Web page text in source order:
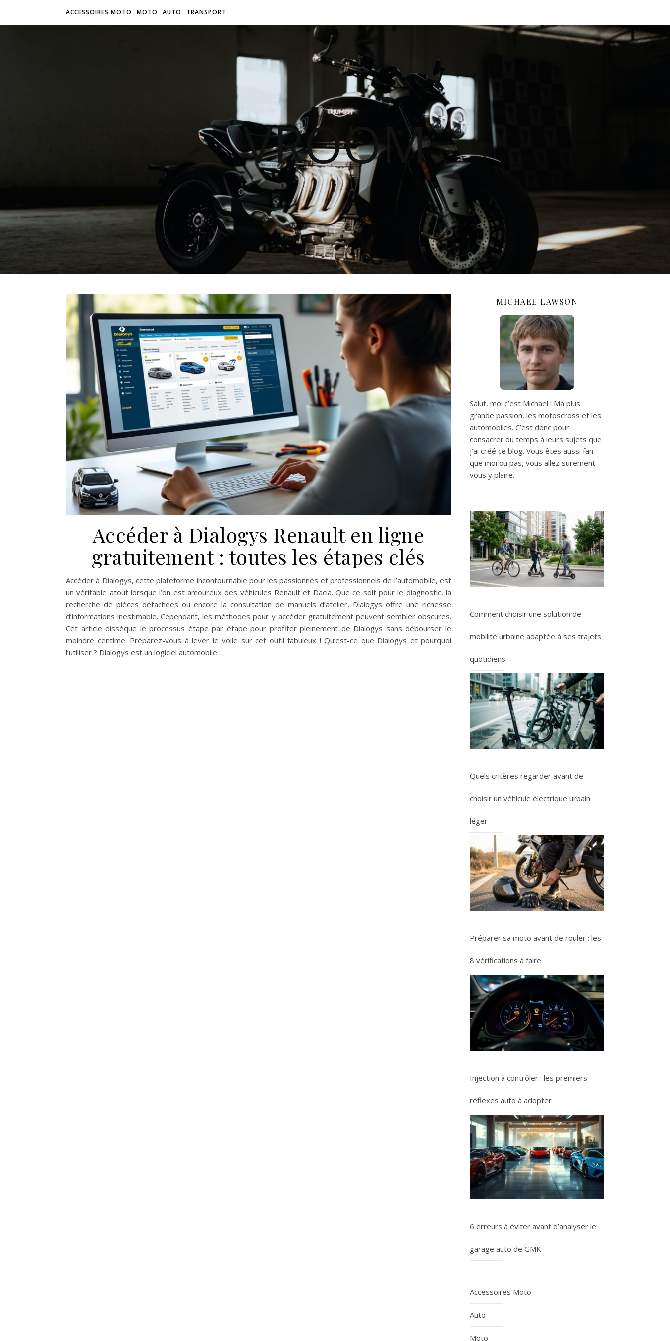
ACCESSOIRES MOTO MOTO AUTO TRANSPORT
VROOM
Accéder à Dialogys Renault en ligne
gratuitement : toutes les étapes clés
Accéder à Dialogys, cette plateforme incontournable pour les passionnés et professionnels de l’automobile, est
un véritable atout lorsque l’on est amoureux des véhicules Renault et Dacia. Que ce soit pour le diagnostic, la
recherche de pièces détachées ou encore la consultation de manuels d’atelier, Dialogys offre une richesse
d’informations inestimable. Cependant, les méthodes pour y accéder gratuitement peuvent sembler obscures.
Cet article dissèque le processus étape par étape pour profiter pleinement de Dialogys sans débourser le
moindre centime. Préparez-vous à lever le voile sur cet outil fabuleux ! Qu’est-ce que Dialogys et pourquoi
l’utiliser ? Dialogys est un logiciel automobile…
MICHAEL LAWSON
Salut, moi c’est Michael ! Ma plus
grande passion, les motoscross et les
automobiles. C’est donc pour
consacrer du temps à leurs sujets que
j’ai créé ce blog. Vous êtes aussi fan
que moi ou pas, vous allez surement
vous y plaire.
Comment choisir une solution de
mobilité urbaine adaptée à ses trajets
quotidiens
Quels critères regarder avant de
choisir un véhicule électrique urbain
léger
Préparer sa moto avant de rouler : les
8 vérifications à faire
Injection à contrôler : les premiers
réflexes auto à adopter
6 erreurs à éviter avant d’analyser le
garage auto de GMK
Accessoires Moto
Auto
Moto